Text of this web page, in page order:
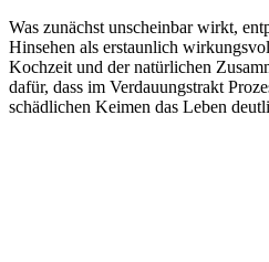
Was zunächst unscheinbar wirkt,
Hinsehen als erstaunlich
Kochzeit und der natürlichen
dafür, dass im Verdauungstrakt
schädlichen Keimen das Leben